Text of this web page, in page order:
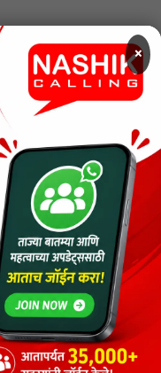
© 2026.Copyrights
×